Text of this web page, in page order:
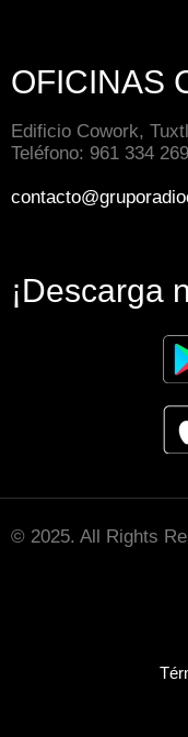
OFICINAS
Edificio Cowork,
Teléfono: 961 334
¡Descarga
© 2025. All Rights